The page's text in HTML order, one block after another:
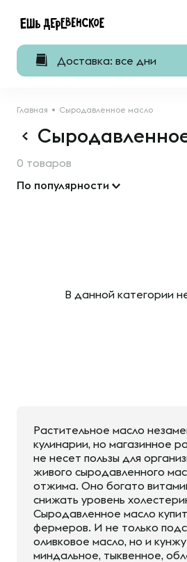
Доставка: все дни
Главная Сыродавленное масло
0 товаров
По популярности
В данной категории
Растительное масло
кулинарии, но магазинное
не несет пользы для
живого сыродавленного
отжима. Оно богато
снижать уровень
Сыродавленное масло
фермеров. И не только
оливковое масло, но и
миндальное, тыквенное,